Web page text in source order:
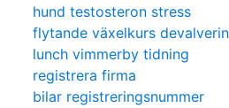
hund testosteron stress
flytande växelkurs
lunch vimmerby tidning
registrera firma
bilar registreringsnummer